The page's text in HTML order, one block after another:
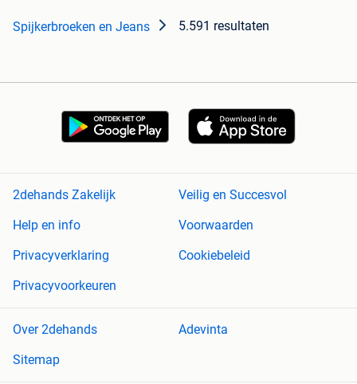
Spijkerbroeken en Jeans 5.591 resultaten
2dehands Zakelijk
Veilig en Succesvol
Help en info
Voorwaarden
Privacyverklaring
Cookiebeleid
Privacyvoorkeuren
Over 2dehands
Adevinta
Sitemap